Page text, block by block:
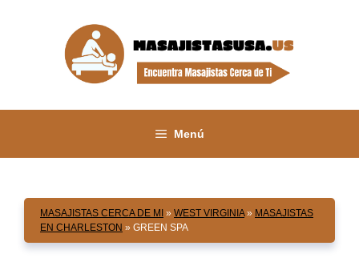
Menú
MASAJISTAS CERCA DE MI » WEST VIRGINIA» MASAJISTAS
EN CHARLESTON » GREEN SPA